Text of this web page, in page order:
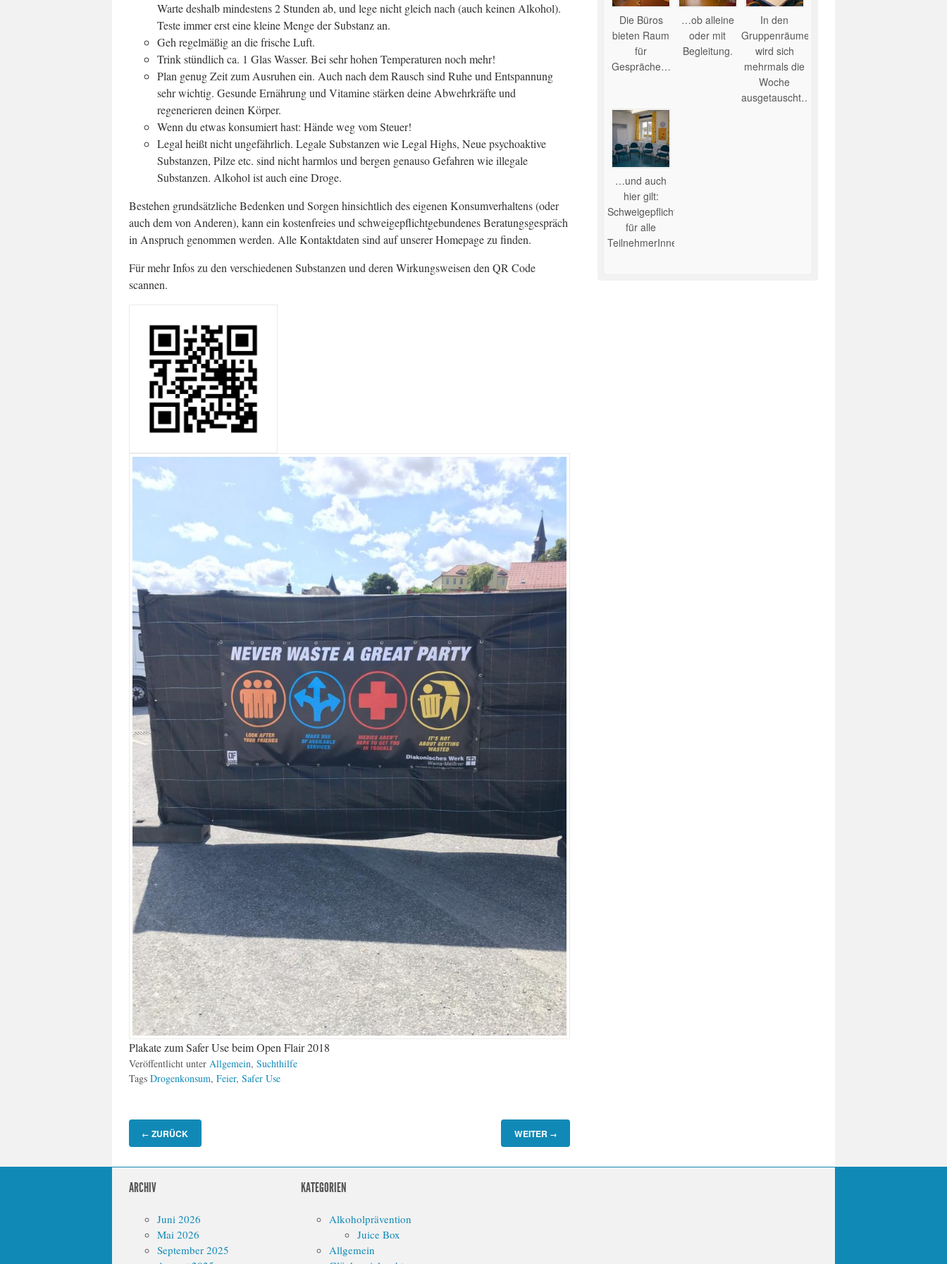
Warte deshalb mindestens 2 Stunden ab, und lege nicht gleich nach (auch keinen Alkohol).
Teste immer erst eine kleine Menge der Substanz an.
Geh regelmäßig an die frische Luft.
Trink stündlich ca. 1 Glas Wasser. Bei sehr hohen Temperaturen noch mehr!
Plan genug Zeit zum Ausruhen ein. Auch nach dem Rausch sind Ruhe und Entspannung
sehr wichtig. Gesunde Ernährung und Vitamine stärken deine Abwehrkräfte und
regenerieren deinen Körper.
Wenn du etwas konsumiert hast: Hände weg vom Steuer!
Legal heißt nicht ungefährlich. Legale Substanzen wie Legal Highs, Neue psychoaktive
Substanzen, Pilze etc. sind nicht harmlos und bergen genauso Gefahren wie illegale
Substanzen. Alkohol ist auch eine Droge.
Bestehen grundsätzliche Bedenken und Sorgen hinsichtlich des eigenen Konsumverhaltens (oder
auch dem von Anderen), kann ein kostenfreies und schweigepflichtgebundenes Beratungsgespräch
in Anspruch genommen werden. Alle Kontaktdaten sind auf unserer Homepage zu finden.
Für mehr Infos zu den verschiedenen Substanzen und deren Wirkungsweisen den QR Code
scannen.
Plakate zum Safer Use beim Open Flair 2018
Veröffentlicht unter Allgemein, Suchthilfe
Tags Drogenkonsum, Feier, Safer Use
← ZURÜCK WEITER →
Die Büros
bieten Raum
für
Gespräche…
…ob alleine
oder mit
Begleitung.
In den
Gruppenräumen
wird sich
mehrmals die
Woche
ausgetauscht…
…und auch
hier gilt:
Schweigepflicht
für alle
TeilnehmerInnen
ARCHIV
Juni 2026
Mai 2026
September 2025
KATEGORIEN
Alkoholprävention
Juice Box
Allgemein